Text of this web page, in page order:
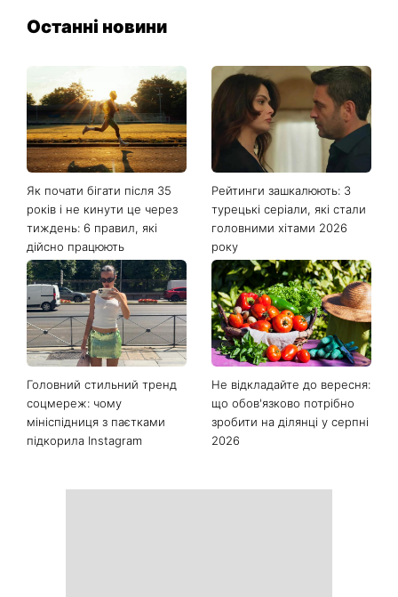
Останні новини
Як почати бігати після 35
років і не кинути це через
тиждень: 6 правил, які
дійсно працюють
Рейтинги зашкалюють: 3
турецькі серіали, які стали
головними хітами 2026
року
Головний стильний тренд
соцмереж: чому
мініспідниця з паєтками
підкорила Instagram
Не відкладайте до вересня:
що обов'язково потрібно
зробити на ділянці у серпні
2026